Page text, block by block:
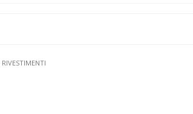
RIVESTIMENTI